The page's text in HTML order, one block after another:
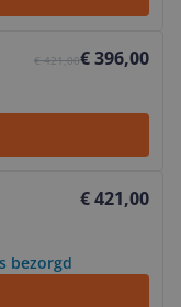
€ 421,00€ 396,00
€ 421,00
bezorgd